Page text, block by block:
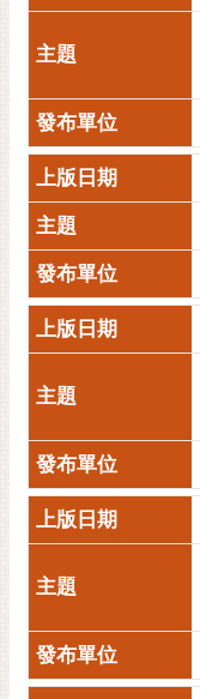
本
權
及
安
全
政
策
站
資
料
開
宣
府
交